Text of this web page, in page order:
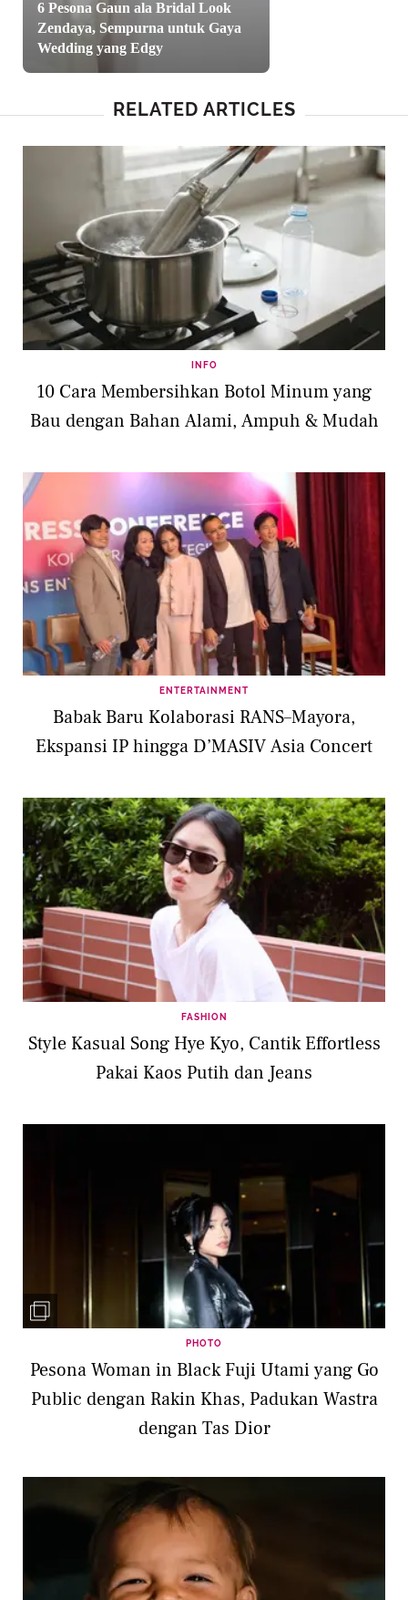
6 Pesona Gaun ala Bridal Look
Zendaya, Sempurna untuk Gaya
Wedding yang Edgy
RELATED ARTICLES
INFO
10 Cara Membersihkan Botol Minum yang
Bau dengan Bahan Alami, Ampuh & Mudah
ENTERTAINMENT
Babak Baru Kolaborasi RANS–Mayora,
Ekspansi IP hingga D’MASIV Asia Concert
FASHION
Style Kasual Song Hye Kyo, Cantik Effortless
Pakai Kaos Putih dan Jeans
PHOTO
Pesona Woman in Black Fuji Utami yang Go
Public dengan Rakin Khas, Padukan Wastra
dengan Tas Dior